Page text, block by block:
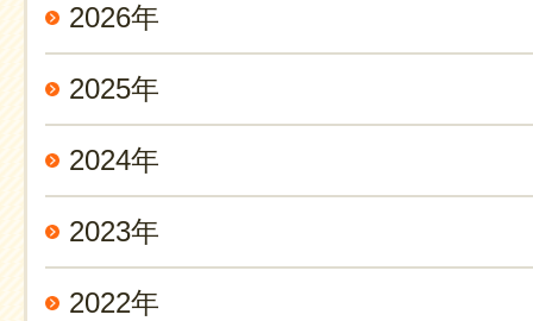
2026年
2025年
2024年
2023年
2022年